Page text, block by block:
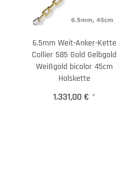
6,5mm Weit-Anker-Kette
Collier 585 Gold Gelbgold
Weißgold bicolor 45cm
Halskette
1.331,00 € *